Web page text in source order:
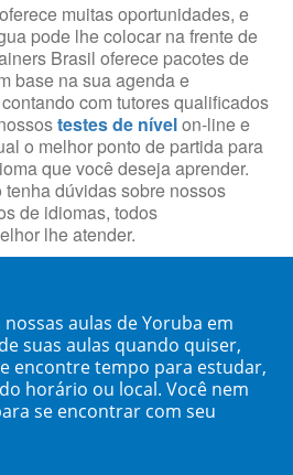
muitas oportunidades, e
pode lhe colocar na frente de
Brasil oferece pacotes de
base na sua agenda e
com tutores qualificados
testes de nívelon-line e
o melhor ponto de partida para
que você deseja aprender.
tenha dúvidas sobre nossos
de idiomas, todos
lhe atender.
aulas de Yoruba em
suas aulas quando quiser,
encontre tempo para estudar,
horário ou local. Você nem
se encontrar com seu